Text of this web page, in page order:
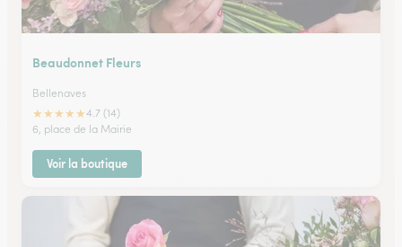
Beaudonnet Fleurs
Bellenaves
★★★★★4.7 (14)
6, place de la Mairie
Voir la boutique